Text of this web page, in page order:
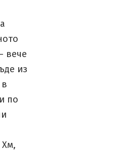
вече
из
по
Хм,